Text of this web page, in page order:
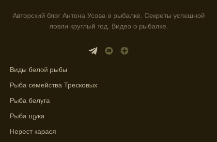
Узнайте вероятности успешной ловли на
ближайшие дни с прогнозом клева.
График клева рыбы зависит от фаз луны и
ловли в разных водоемах, опираясь на
прогноз клева.
Зависимость активности рыбы от
Авторский блог Антона Усова о рыбалке. Секреты успешной
ловли круглый год. Видео о рыбалке.
Виды белой рыбы
Рыба семейства Тресковых
Рыба белуга
Рыба щука
Нерест карася